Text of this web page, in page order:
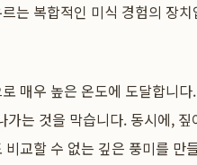
는 복합적인 미식 경험의 장
매우 높은 온도에 도달합니
가는 것을 막습니다. 동시에,
교할 수 없는 깊은 풍미를